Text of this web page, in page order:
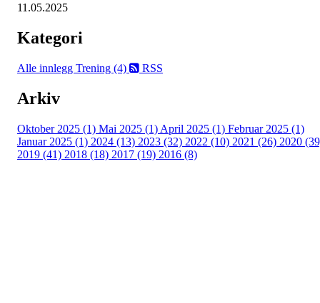
11.05.2025
Kategori
Alle innlegg Trening (4) RSS
Arkiv
Oktober 2025 (1) Mai 2025 (1) April 2025 (1) Februar 2025 (1)
Januar 2025 (1) 2024 (13) 2023 (32) 2022 (10) 2021 (26) 2020
2019 (41) 2018 (18) 2017 (19) 2016 (8)